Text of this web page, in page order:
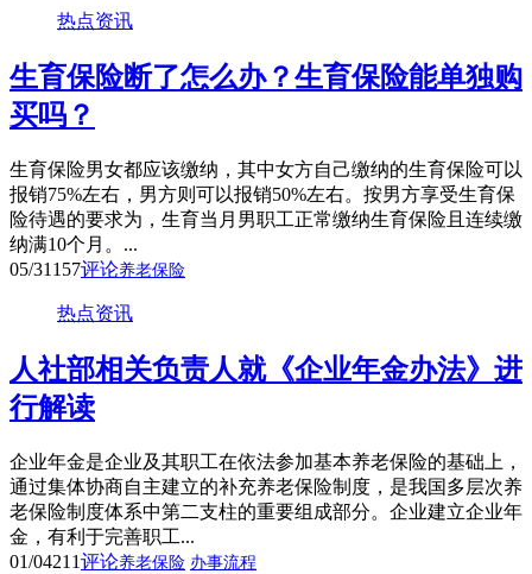
热点资讯
生育保险断了怎么办？生育保险能单独购
买吗？
生育保险男女都应该缴纳，其中女方自己缴纳的生育保险可以
报销75%左右，男方则可以报销50%左右。按男方享受生育保
险待遇的要求为，生育当月男职工正常缴纳生育保险且连续缴
纳满10个月。...
05/31 157评论养老保险
热点资讯
人社部相关负责人就《企业年金办法》进
行解读
企业年金是企业及其职工在依法参加基本养老保险的基础上，
通过集体协商自主建立的补充养老保险制度，是我国多层次养
老保险制度体系中第二支柱的重要组成部分。企业建立企业年
金，有利于完善职工...
01/04211评论养老保险 办事流程